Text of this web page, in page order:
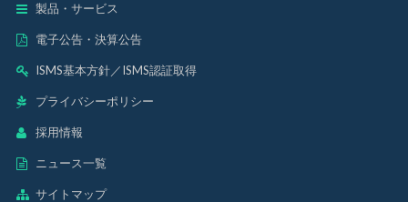
製品・サービス
電子公告・決算公告
ISMS基本方針／ISMS認証取得
プライバシーポリシー
採用情報
ニュース一覧
サイトマップ